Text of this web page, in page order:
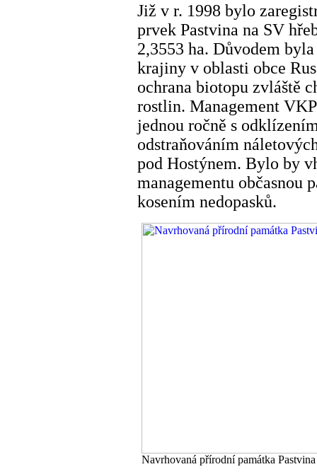
Již v r. 1998 bylo
prvek Pastvina na SV
2,3553 ha. Důvodem
krajiny v oblasti obce
ochrana biotopu zvláště
rostlin. Management
jednou ročně s
odstraňováním
pod Hostýnem. Bylo by
managementu občasnou
kosením nedopasků.
Navrhovaná přírodní památka